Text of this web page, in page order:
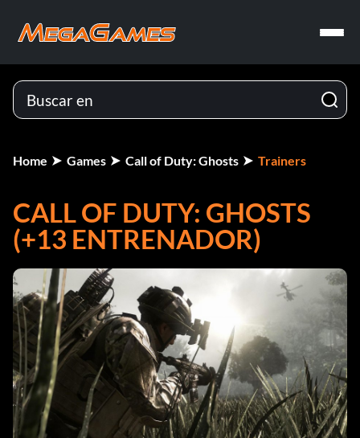
Home Games Call of Duty: Ghosts Trainers
CALL OF DUTY: GHOSTS
(+13 ENTRENADOR)